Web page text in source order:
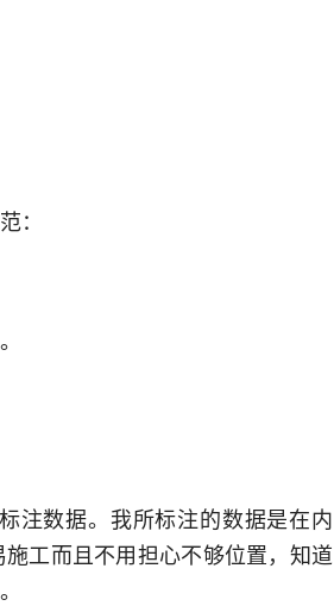
：
注数据。我所标注的数据是在内
工而且不用担心不够位置，知道